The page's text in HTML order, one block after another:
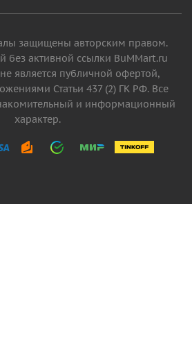
защищены авторским правом.
без активной ссылки BuMMart.ru
является публичной офертой,
Статьи 437 (2) ГК РФ. Все
и информационный
характер.